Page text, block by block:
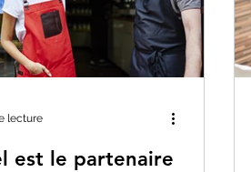
est le partenaire
lecture